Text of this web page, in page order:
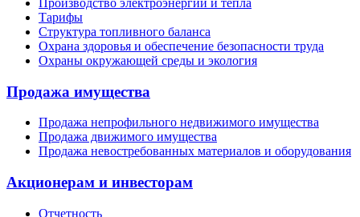
Тарифы
Структура топливного баланса
Охрана здоровья и обеспечение безопасности труда
Охраны окружающей среды и экология
Продажа имущества
Продажа непрофильного недвижимого имущества
Продажа движимого имущества
Продажа невостребованных материалов и оборудования
Акционерам и инвесторам
Отчетность